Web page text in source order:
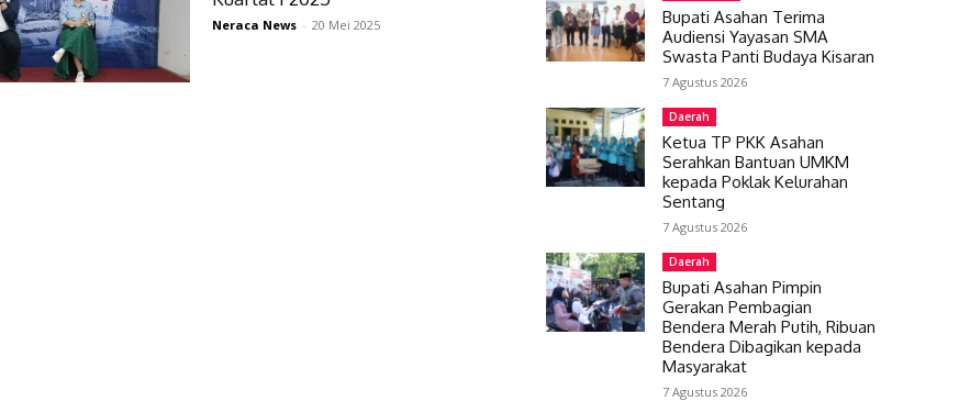
Neraca News - 20 Mei 2025
Bupati Asahan Terima
Audiensi Yayasan SMA
Swasta Panti Budaya Kisaran
7 Agustus 2026
Daerah
Ketua TP PKK Asahan
Serahkan Bantuan UMKM
kepada Poklak Kelurahan
Sentang
7 Agustus 2026
Daerah
Bupati Asahan Pimpin
Gerakan Pembagian
Bendera Merah Putih, Ribuan
Bendera Dibagikan kepada
Masyarakat
7 Agustus 2026